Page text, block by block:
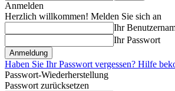
Anmelden
Herzlich willkommen! Melden Sie sich an
Ihr
Ihr Passwort
Haben Sie Ihr Passwort vergessen? Hilfe
Passwort-Wiederherstellung
Passwort zurücksetzen